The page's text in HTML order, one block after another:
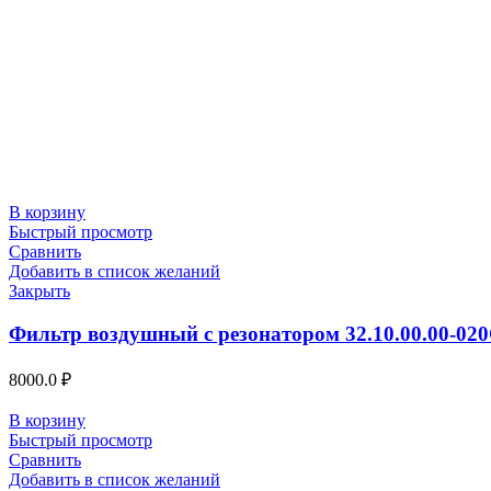
В корзину
Быстрый просмотр
Сравнить
Добавить в список желаний
Закрыть
Фильтр воздушный с резонатором 32.10.00.00-
8000.0 ₽
В корзину
Быстрый просмотр
Сравнить
Добавить в список желаний